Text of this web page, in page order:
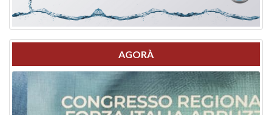
AGORÀ